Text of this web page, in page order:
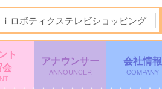
ロボティクステレビショッピング
ト
アナウンサー
ANNOUNCER
会社情報
COMPANY